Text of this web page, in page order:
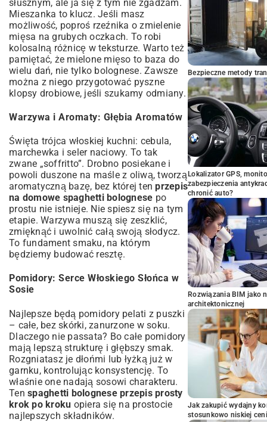
słusznym, ale ja się z tym nie zgadzam.
Mieszanka to klucz. Jeśli masz
możliwość, poproś rzeźnika o zmielenie
mięsa na grubych oczkach. To robi
kolosalną różnicę w teksturze. Warto też
pamiętać, że mielone mięso to baza do
wielu dań, nie tylko bolognese. Zawsze
można z niego przygotować pyszne
klopsy drobiowe, jeśli szukamy odmiany.
Warzywa i Aromaty: Głębia Aromatów
Święta trójca włoskiej kuchni: cebula,
marchewka i seler naciowy. To tak
zwane „soffritto”. Drobno posiekane i
powoli duszone na maśle z oliwą, tworzą
aromatyczną bazę, bez której tenprzepis
na domowe spaghetti bolognese po
prostu nie istnieje. Nie spiesz się na tym
etapie. Warzywa muszą się zeszklić,
zmięknąć i uwolnić całą swoją słodycz.
To fundament smaku, na którym
będziemy budować resztę.
Pomidory: Serce Włoskiego Słońca w
Sosie
Najlepsze będą pomidory pelati z puszki
– całe, bez skórki, zanurzone w soku.
Dlaczego nie passata? Bo całe pomidory
mają lepszą strukturę i głębszy smak.
Rozgniatasz je dłońmi lub łyżką już w
garnku, kontrolując konsystencję. To
właśnie one nadają sosowi charakteru.
Ten spaghetti bolognese przepis prosty
krok po kroku opiera się na prostocie
najlepszych składników.
Bezpieczne metody
Lokalizator GPS,
zabezpieczenia
chronić auto?
Rozwiązania BIM jako
architektonicznej
Jak zakupić wydajny
stosunkowo niskiej